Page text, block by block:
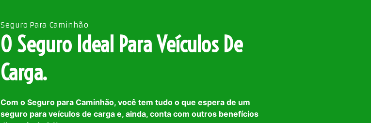
Seguro Para Caminhão
O Seguro Ideal Para Veículos De
Carga.
Com o Seguro para Caminhão, você tem tudo o que espera de um
seguro para veículos de carga e, ainda, conta com outros benefícios